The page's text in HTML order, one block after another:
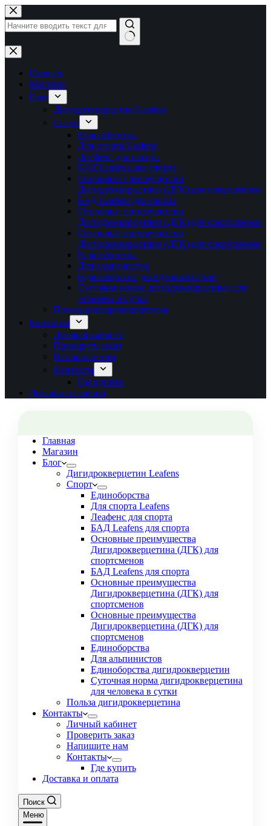
Перейти
к
сути
Ничего
не
найденоГлавная
Магазин
Блог
Дигидрокверцетин Leafens
Спорт
Единоборства
Для спорта Leafens
Леафенс для спорта
БАД Leafens для спорта
Основные преимущества
Дигидрокверцетина (ДГК) для спортсменов
БАД Leafens для спорта
Основные преимущества
Дигидрокверцетина (ДГК) для спортсменов
Основные преимущества
Дигидрокверцетина (ДГК) для спортсменов
Единоборства
Для альпинистов
Единоборства дигидрокверцетин
Суточная норма дигидрокверцетина для
человека в сутки
Польза дигидрокверцетина
Контакты
Личный кабинет
Проверить заказ
Напишите нам
Контакты
Где купить
Доставка и оплата
Главная
Магазин
Блог
Дигидрокверцетин Leafens
Спорт
Единоборства
Для спорта Leafens
Леафенс для спорта
БАД Leafens для спорта
Основные преимущества
Дигидрокверцетина (ДГК) для
спортсменов
БАД Leafens для спорта
Основные преимущества
Дигидрокверцетина (ДГК) для
спортсменов
Основные преимущества
Дигидрокверцетина (ДГК) для
спортсменов
Единоборства
Для альпинистов
Единоборства дигидрокверцетин
Суточная норма дигидрокверцетина
для человека в сутки
Польза дигидрокверцетина
Контакты
Личный кабинет
Проверить заказ
Напишите нам
Контакты
Где купить
Доставка и оплата
Поиск
Меню